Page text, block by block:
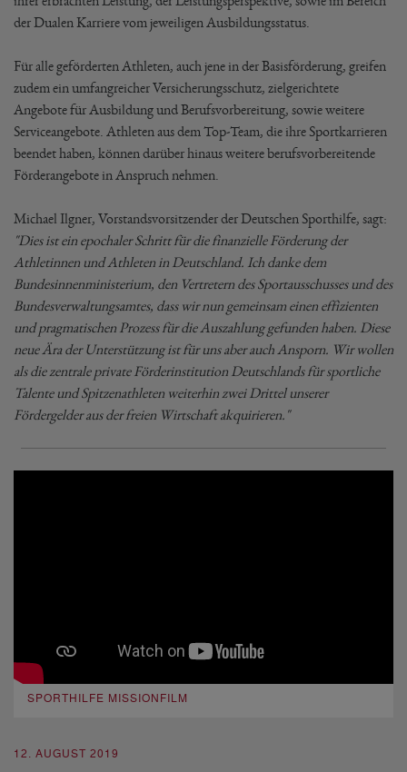
12. AUGUST 2019
der Dualen Karriere vom jeweiligen Ausbildungsstatus.
Für alle geförderten Athleten, auch jene in der Basisförderung, greifen
zudem ein umfangreicher Versicherungsschutz, zielgerichtete
Angebote für Ausbildung und Berufsvorbereitung, sowie weitere
Serviceangebote. Athleten aus dem Top-Team, die ihre Sportkarrieren
beendet haben, können darüber hinaus weitere berufsvorbereitende
Förderangebote in Anspruch nehmen.
Michael Ilgner, Vorstandsvorsitzender der Deutschen Sporthilfe, sagt:
"Dies ist ein epochaler Schritt für die finanzielle Förderung der
Athletinnen und Athleten in Deutschland. Ich danke dem
Bundesinnenministerium, den Vertretern des Sportausschusses und des
Bundesverwaltungsamtes, dass wir nun gemeinsam einen effizienten
und pragmatischen Prozess für die Auszahlung gefunden haben. Diese
neue Ära der Unterstützung ist für uns aber auch Ansporn. Wir wollen
als die zentrale private Förderinstitution Deutschlands für sportliche
Talente und Spitzenathleten weiterhin zwei Drittel unserer
Fördergelder aus der freien Wirtschaft akquirieren."
SPORTHILFE MISSIONFILM